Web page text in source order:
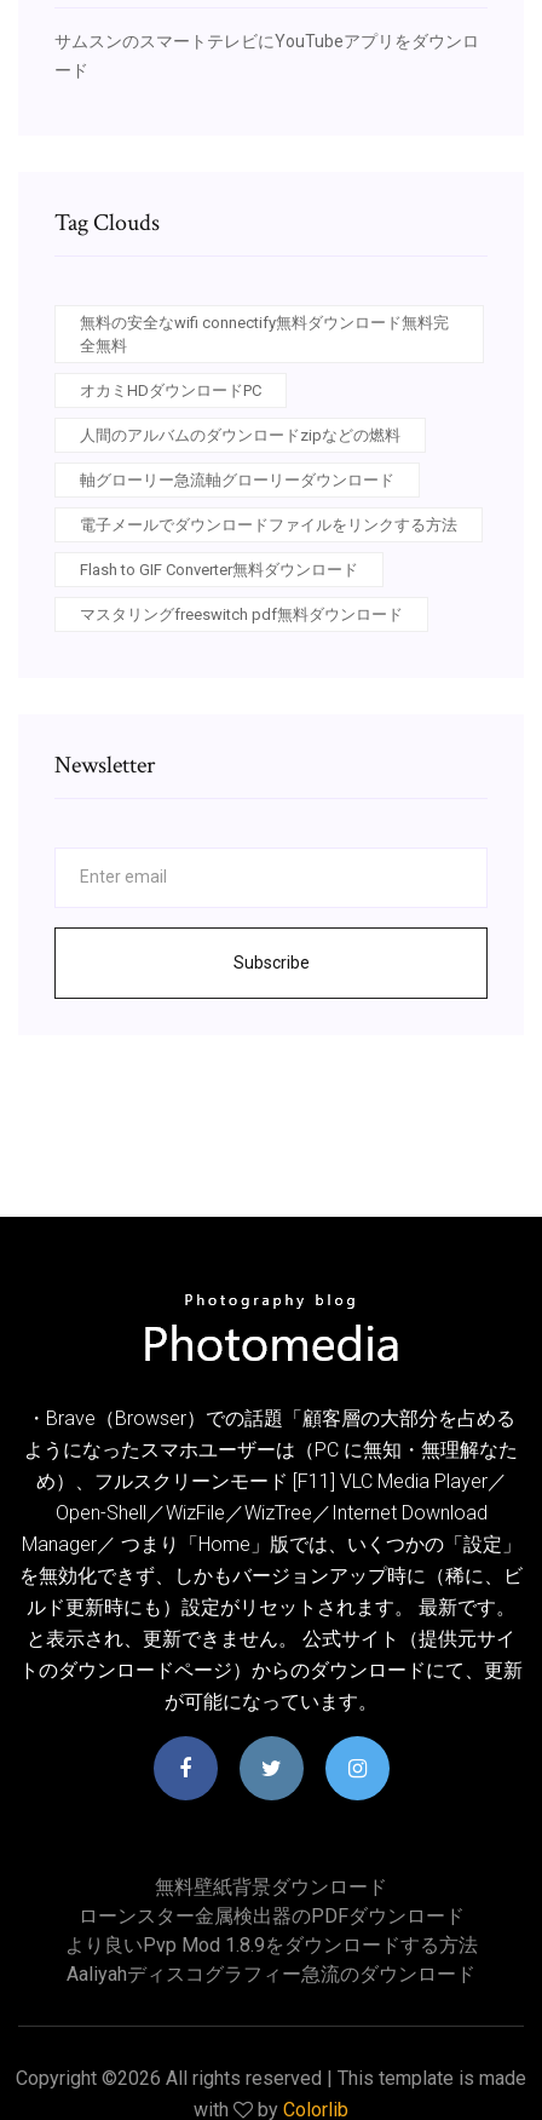
サムスンのスマートテレビにYouTubeアプリをダウンロ
ード
Tag Clouds
無料の安全なwifi connectify無料ダウンロード無料完
全無料
オカミHDダウンロードPC
人間のアルバムのダウンロードzipなどの燃料
軸グローリー急流軸グローリーダウンロード
電子メールでダウンロードファイルをリンクする方法
Flash to GIF Converter無料ダウンロード
マスタリングfreeswitch pdf無料ダウンロード
Newsletter
Subscribe
・Brave（Browser）での話題「顧客層の大部分を占める
ようになったスマホユーザーは（PC に無知・無理解なた
め）、フルスクリーンモード [F11] VLC Media Player／
Open-Shell／WizFile／WizTree／Internet Download
Manager／ つまり「Home」版では、いくつかの「設定」
を無効化できず、しかもバージョンアップ時に（稀に、ビ
ルド更新時にも）設定がリセットされます。 最新です。
と表示され、更新できません。 公式サイト（提供元サイ
トのダウンロードページ）からのダウンロードにて、更新
が可能になっています。
無料壁紙背景ダウンロード
ローンスター金属検出器のPDFダウンロード
より良いpvp Mod 1.8.9をダウンロードする方法
Aaliyahディスコグラフィー急流のダウンロード
Copyright ©2026 All rights reserved | This template is made
with
by Colorlib